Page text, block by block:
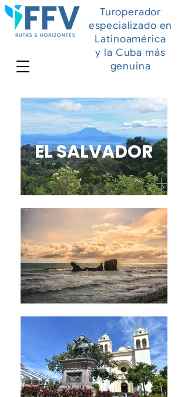
Turoperador
especializado en
Latinoamérica
y la Cuba más
genuina
EL SALVADOR